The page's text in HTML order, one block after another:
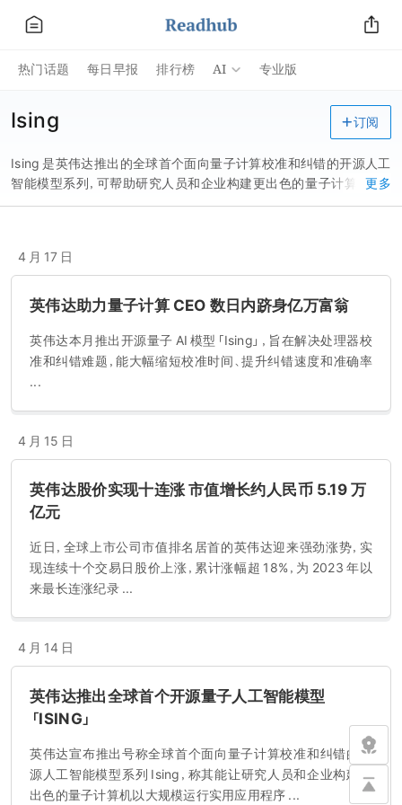
热门话题 每日早报 排行榜 AI 专业版
Ising
Ising 是英伟达推出的全球首个面向量子计算校准和纠错的开源人工
智能模型系列，可帮助研究人员和企业构建更出色的量子计算机，以
大规模运行实用应用程序。英伟达创始人黄仁勋称，人工智能对实现
更多
订阅
4 月 17 日
英伟达助力量子计算 CEO 数日内跻身亿万富翁
英伟达本月推出开源量子 AI 模型「Ising」，旨在解决处理器校
准和纠错难题，能大幅缩短校准时间、提升纠错速度和准确率
...
4 月 15 日
英伟达股价实现十连涨 市值增长约人民币 5.19 万
亿元
近日，全球上市公司市值排名居首的英伟达迎来强劲涨势，实
现连续十个交易日股价上涨，累计涨幅超 18%，为 2023 年以
来最长连涨纪录 ...
4 月 14 日
英伟达推出全球首个开源量子人工智能模型
「ISING」
英伟达宣布推出号称全球首个面向量子计算校准和纠错的开
源人工智能模型系列 Ising，称其能让研究人员和企业构建更
出色的量子计算机以大规模运行实用应用程序 ...